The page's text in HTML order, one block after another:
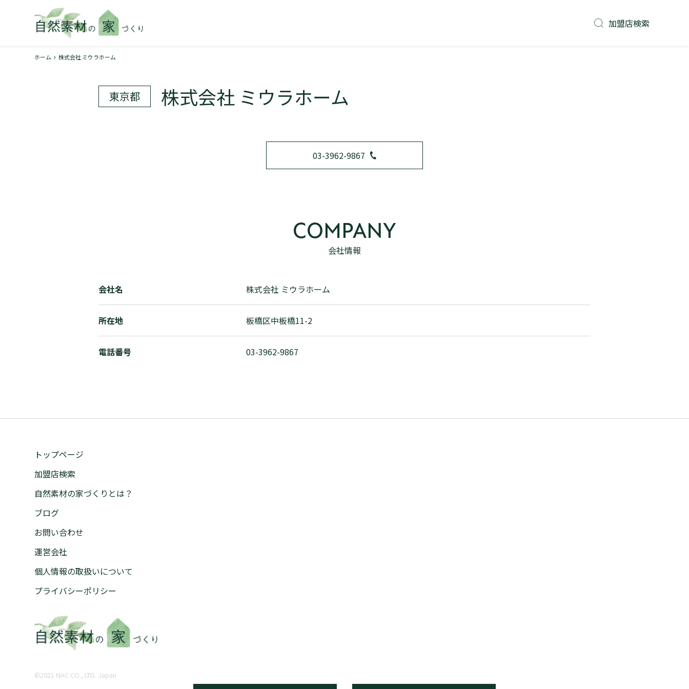
加盟店検索
ホーム 株式会社 ミウラホーム
東京都 株式会社 ミウラホーム
03-3962-9867
COMPANY
会社情報
会社名 株式会社 ミウラホーム
所在地 板橋区中板橋11-2
電話番号 03-3962-9867
トップページ
加盟店検索
自然素材の家づくりとは？
ブログ
お問い合わせ
運営会社
個人情報の取扱いについて
プライバシーポリシー
©︎2021 NAC CO., LTD. Japan